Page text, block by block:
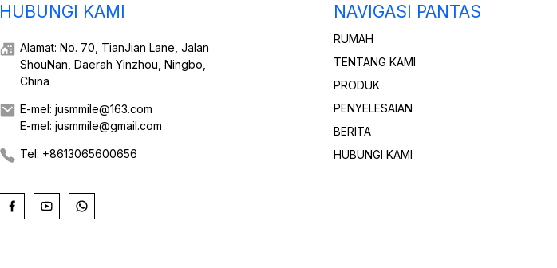
HUBUNGI KAMI
Alamat: No. 70, TianJian Lane, Jalan
ShouNan, Daerah Yinzhou, Ningbo,
China
E-mel: jusmmile@163.com
E-mel: jusmmile@gmail.com
Tel: +8613065600656
NAVIGASI PANTAS
RUMAH
TENTANG KAMI
PRODUK
PENYELESAIAN
BERITA
HUBUNGI KAMI